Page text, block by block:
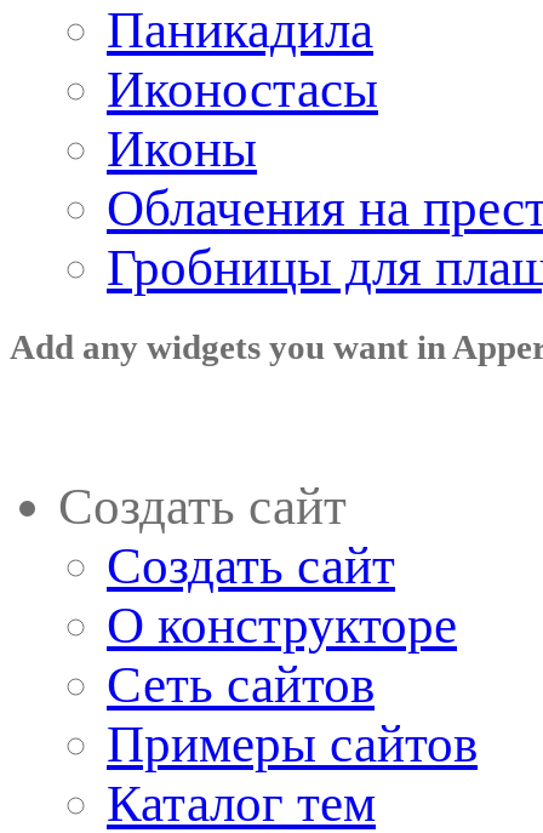
Паникадила
Иконостасы
Иконы
Облачения на
Гробницы для
Add any widgets you want in
Создать сайт
Создать сайт
О конструкторе
Сеть сайтов
Примеры сайтов
Каталог тем